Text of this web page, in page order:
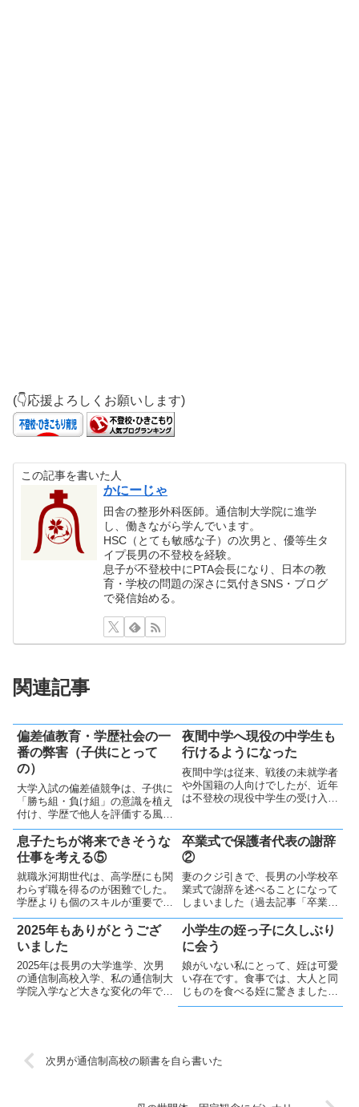
(👇応援よろしくお願いします)
この記事を書いた人
かにーじゃ
田舎の整形外科医師。通信制大学院に進学
し、働きながら学んでいます。
HSC（とても敏感な子）の次男と、優等生タ
イプ長男の不登校を経験。
息子が不登校中にPTA会長になり、日本の教
育・学校の問題の深さに気付きSNS・ブログ
で発信始める。
関連記事
偏差値教育・学歴社会の一
番の弊害（子供にとって
の）
大学入試の偏差値競争は、子供に
「勝ち組・負け組」の意識を植え
付け、学歴で他人を評価する風潮
や自己肯定感の低下を招きます。
過度な競争を避け、テストの結果
を「ホドホドに褒める」くらいが
良いと思っています
夜間中学へ現役の中学生も
行けるようになった
夜間中学は従来、戦後の未就学者
や外国籍の人向けでしたが、近年
は不登校の現役中学生の受け入れ
がりました。
息子たちが将来できそうな
仕事を考える⑤
就職氷河期世代は、高学歴にも関
わらず職を得るのが困難でした。
学歴よりも個のスキルが重要です
が、未来予測が難しいため身につ
けるべき正解はわかりません。子
供は好きなことをしながらスキル
を磨くのが良いのでしょう
卒業式で保護者代表の謝辞
②
妻のクジ引きで、長男の小学校卒
業式で謝辞を述べることになって
しまいました（過去記事「卒業式
で保護者代表の謝辞①」）。当
日、式は順調に進み、卒業生保護
者代表（私）が謝辞を述べる順番
が回ってきました。「できるだけ
短く」と自分で考えた謝辞です。
こ...
2025年もありがとうござ
いました
2025年は長男の大学進学、次男
の通信制高校入学、私の通信制大
学院入学など大きな変化の年でし
小学生の姪っ子に久しぶり
に会う
娘がいない私にとって、姪は可愛
い存在です。食事では、大人と同
じものを食べる姪に驚きました。
好き嫌いの多い私の息子たちと比
次男が通信制高校の願書を自ら書いた